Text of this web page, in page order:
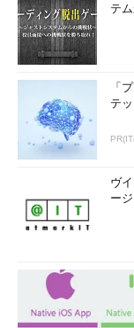
テ
「
テ
ヴ
ー